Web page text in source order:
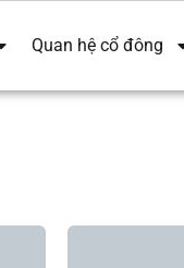
Quan hệ cổ đông